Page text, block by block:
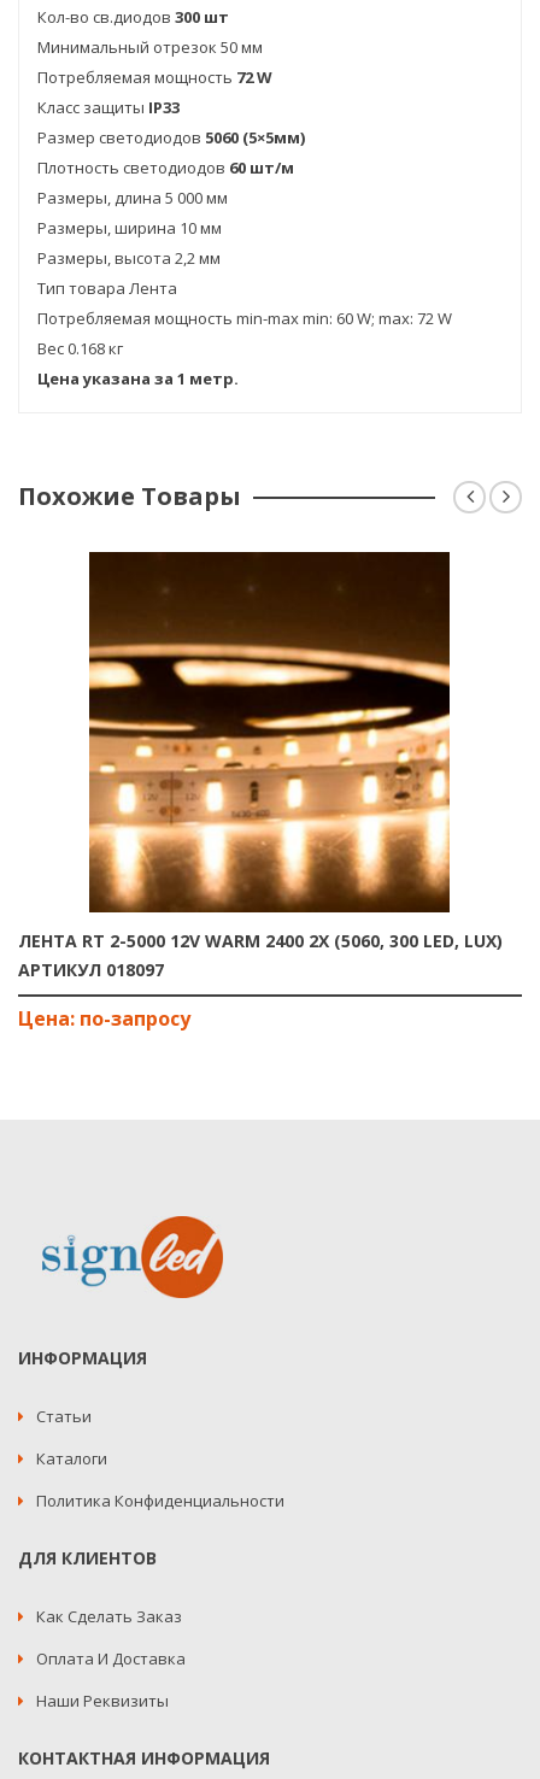
Кол-во св.диодов 300 шт
Минимальный отрезок 50 мм
Потребляемая мощность 72 W
Класс защиты IP33
Размер светодиодов 5060 (5×5мм)
Плотность светодиодов 60 шт/м
Размеры, длина 5 000 мм
Размеры, ширина 10 мм
Размеры, высота 2,2 мм
Тип товара Лента
Потребляемая мощность min-max min: 60 W; max: 72 W
Вес 0.168 кг
Цена указана за 1 метр.
Похожие Товары
ЛЕНТА RT 2-5000 12V WARM 2400 2X (5060, 300 LED, LUX)
АРТИКУЛ 018097
ИНФОРМАЦИЯ
Статьи
Каталоги
Политика Конфиденциальности
ДЛЯ КЛИЕНТОВ
Как Сделать Заказ
Оплата И Доставка
Наши Реквизиты
КОНТАКТНАЯ ИНФОРМАЦИЯ